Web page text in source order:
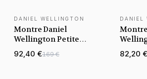
DANIEL WELLINGTON
Montre Daniel
Wellington Petite
Evergold DW00100346
en maille milanaise
92,40 €169 €
DANIEL
82,20 €